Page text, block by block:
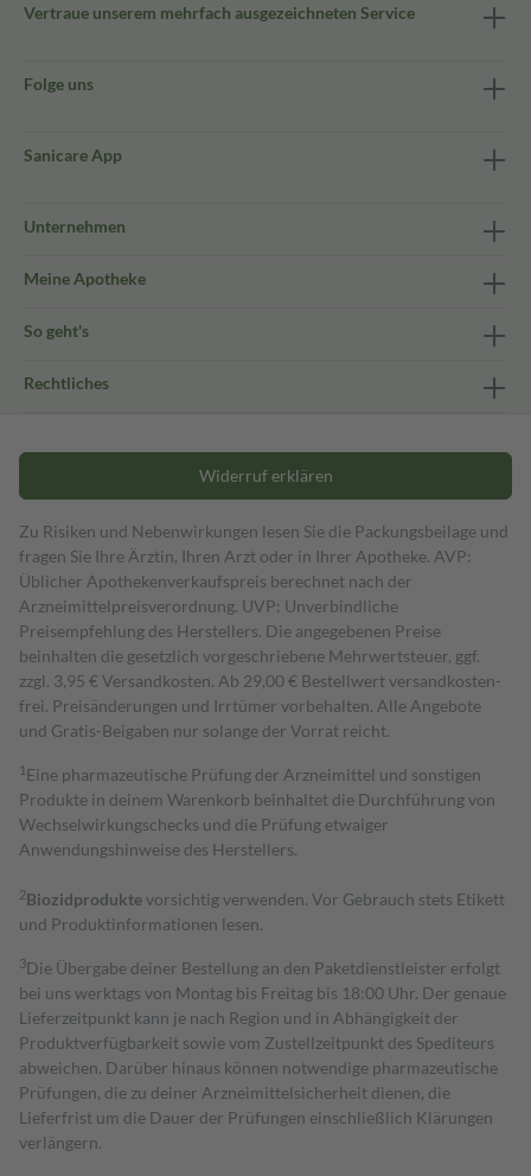
Vertraue unserem mehrfach ausgezeichneten Service
Folge uns
Sanicare App
Unternehmen
Meine Apotheke
So geht's
Rechtliches
Widerruf erklären
Zu Risiken und Nebenwirkungen lesen Sie die Packungsbeilage und
fragen Sie Ihre Ärztin, Ihren Arzt oder in Ihrer Apotheke. AVP:
Üblicher Apothekenverkaufspreis berechnet nach der
Arzneimittelpreisverordnung. UVP: Unverbindliche
Preisempfehlung des Herstellers. Die angegebenen Preise
beinhalten die gesetzlich vorgeschriebene Mehrwertsteuer, ggf.
zzgl. 3,95 € Versandkosten. Ab 29,00 € Bestell­wert versand­kosten­
frei. Preisänderungen und Irrtümer vorbehalten. Alle Angebote
und Gratis-Beigaben nur solange der Vorrat reicht.
1 Eine pharmazeutische Prüfung der Arzneimittel und sonstigen
Produkte in deinem Warenkorb beinhaltet die Durchführung von
Wechselwirkungschecks und die Prüfung etwaiger
Anwendungshinweise des Herstellers.
2Biozidproduktevorsichtig verwenden. Vor Gebrauch stets Etikett
und Produktinformationen lesen.
3Die Übergabe deiner Bestellung an den Paketdienstleister erfolgt
bei uns werktags von Montag bis Freitag bis 18:00 Uhr. Der genaue
Lieferzeitpunkt kann je nach Region und in Abhängigkeit der
Produktverfügbarkeit sowie vom Zustellzeitpunkt des Spediteurs
abweichen. Darüber hinaus können notwendige pharmazeutische
Prüfungen, die zu deiner Arzneimittelsicherheit dienen, die
Lieferfrist um die Dauer der Prüfungen einschließlich Klärungen
verlängern.